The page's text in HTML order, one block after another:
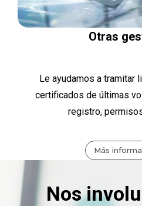
Otras
Le ayudamos a tramitar
certificados de últimas
registro,
Más
Nos